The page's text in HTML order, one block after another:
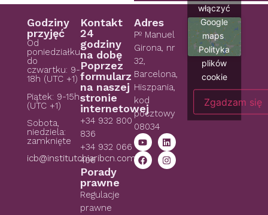
Godziny
przyjęć
Od
poniedziałku
do
czwartku: 9-
18h (UTC +1)
Piątek: 9-15h
(UTC +1)
Sobota,
niedziela:
zamknięte
icb@institutchiaribcn.com
Kontakt
24
godziny
na dobę
Poprzez
formularz
na naszej
stronie
internetowej
+34 932 800
836
+34 932 066
406
Porady
prawne
Regulacje
prawne
Adres
Pº Manuel
Girona, nr
32,
Barcelona,
Hiszpania,
kod
pocztowy
08034
włączyć
Google
maps
Polityka
plików
cookie
Zgadzam się